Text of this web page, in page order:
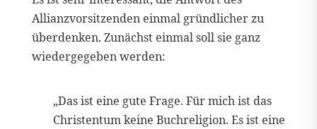
Allianzvorsitzenden einmal gründlicher zu
überdenken. Zunächst einmal soll sie ganz
wiedergegeben werden:
„Das ist eine gute Frage. Für mich ist das
Christentum keine Buchreligion. Es ist eine